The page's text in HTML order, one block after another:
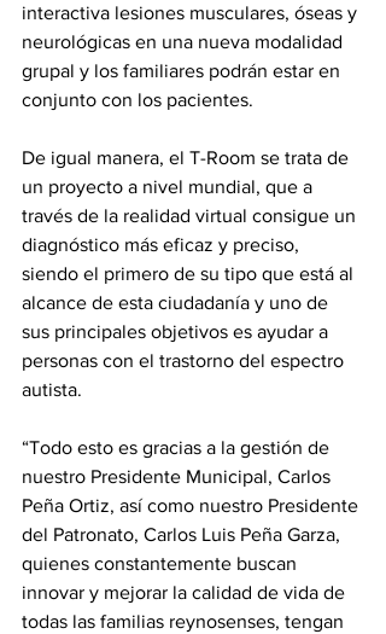
interactiva lesiones musculares, óseas y
neurológicas en una nueva modalidad
grupal y los familiares podrán estar en
conjunto con los pacientes.
De igual manera, el T-Room se trata de
un proyecto a nivel mundial, que a
través de la realidad virtual consigue un
diagnóstico más eficaz y preciso,
siendo el primero de su tipo que está al
alcance de esta ciudadanía y uno de
sus principales objetivos es ayudar a
personas con el trastorno del espectro
autista.
“Todo esto es gracias a la gestión de
nuestro Presidente Municipal, Carlos
Peña Ortiz, así como nuestro Presidente
del Patronato, Carlos Luis Peña Garza,
quienes constantemente buscan
innovar y mejorar la calidad de vida de
todas las familias reynosenses, tengan